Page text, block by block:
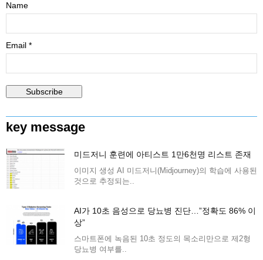
Name
Email *
key message
미드저니 훈련에 아티스트 1만6천명 리스트 존재
이미지 생성 AI 미드저니(Midjourney)의 학습에 사용된
것으로 추정되는..
AI가 10초 음성으로 당뇨병 진단…”정확도 86% 이
상”
스마트폰에 녹음된 10초 정도의 목소리만으로 제2형
당뇨병 여부를..